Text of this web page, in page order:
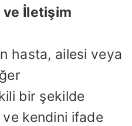
ve İletişim
hasta, ailesi veya
bir şekilde
kendini ifade